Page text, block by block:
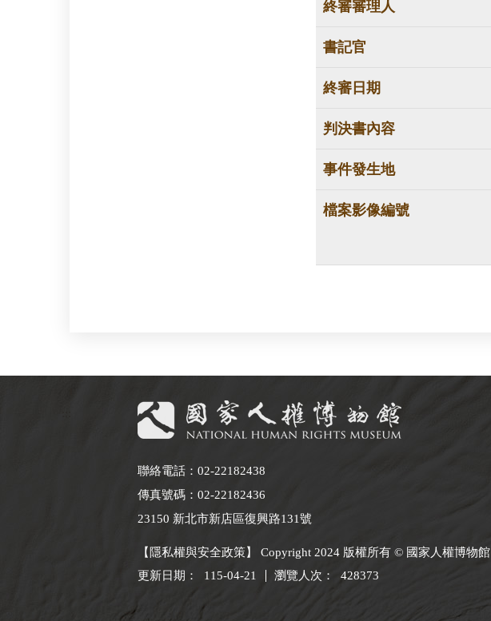
終審審理人
書記官
終審日期
判決書內容
事件發生地
檔案影像編號
聯絡電話：02-22182438
傳真號碼：02-22182436
23150 新北市新店區復興路131號
【隱私權與安全政策】 Copyright 2024 版權所有 © 國家人權博物館
更新日期：
115-04-21 瀏覽人次： 428373